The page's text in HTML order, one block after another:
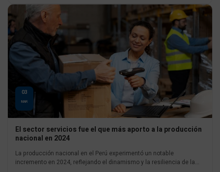
03
MAR
El sector servicios fue el que más aporto a la producción
nacional en 2024
La producción nacional en el Perú experimentó un notable
incremento en 2024, reflejando el dinamismo y la resiliencia de la...